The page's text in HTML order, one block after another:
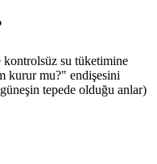
su tüketimine
kurur mu?" endişesini
tepede olduğu anlar)